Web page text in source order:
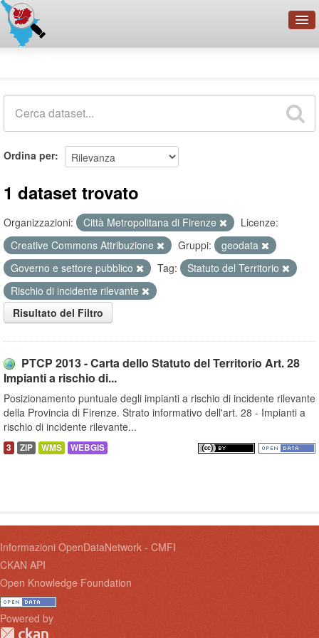
Organizzazioni
Ordina per
1 dataset trovato
Organizzazioni: Città Metropolitana di Firenze
Licenze:
Creative Commons Attribuzione
Gruppi:
geodata
Governo e settore pubblico
Tag:
Statuto del Territorio
Rischio di incidente rilevante
Risultato del Filtro
PTCP 2013 - Carta dello Statuto del Territorio Art. 28
Impianti a rischio di...
Posizionamento puntuale degli impianti a rischio di incidente rilevante
della Provincia di Firenze. Strato informativo dell'art. 28 - Impianti a
rischio di incidente rilevante...
3 ZIP WMS WEBGIS
Informazioni OpenDataNetwork - CMFI
CKAN API
Open Knowledge Foundation
Powered by